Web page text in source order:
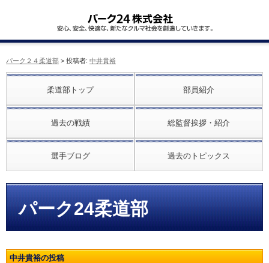
パーク２４柔道部 > 投稿者: 中井貴裕
柔道部トップ 部員紹介
過去の戦績 総監督挨拶・紹介
選手ブログ 過去のトピックス
パーク24柔道部
中井貴裕の投稿